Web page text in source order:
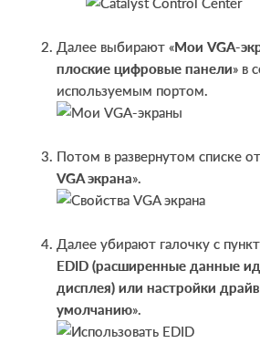
Далее выбирают «Мои VGA-
плоские цифровые панели» в
используемым портом.
Потом в развернутом списке
VGA экрана».
Далее убирают галочку с
EDID (расширенные данные
дисплея) или настройки
умолчанию».